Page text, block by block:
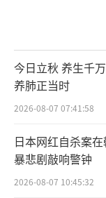
今日立秋 养生千
养肺正当时
2026-08-07 07:41:58
日本网红自杀案
暴悲剧敲响警钟
2026-08-07 10:45:32